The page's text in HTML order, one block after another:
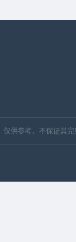
供参考，不保证其